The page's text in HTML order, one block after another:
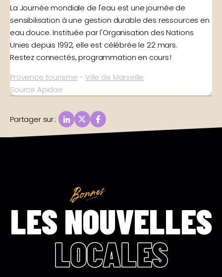
La Journée mondiale de l'eau est une journée de
sensibilisation à une gestion durable des ressources en
eau douce. Instituée par l'Organisation des Nations
Unies depuis 1992, elle est célébrée le 22 mars.
Restez connectés, programmation en cours !
Provence tourisme-Ville de Marseille
Source Apidae
Partager sur:
LES NOUVELLES
LOCALES